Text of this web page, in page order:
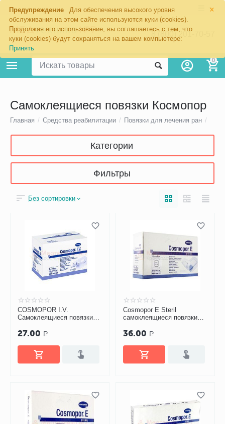
×
Предупреждение
Для обеспечения высокого уровня
обслуживания на этом сайте используются куки (cookies).
Продолжая его использование, вы соглашаетесь с тем, что
куки (cookies) будут сохраняться на вашем компьютере:
Принять
8 (800) 201-70-57
0
Самоклеящиеся повязки Космопор
Главная / Средства реабилитации / Повязки для лечения ран /
Категории
Фильтры
Без сортировки
COSMOPOR I.V.
Cамоклеящиеся повязки
канюль 8х6 см
27.00 Р
Cosmopor E Steril
самоклеящиеся повязки
36.00 Р